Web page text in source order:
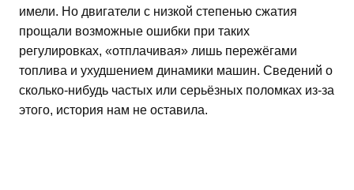
имели. Но двигатели с низкой степенью сжатия
прощали возможные ошибки при таких
регулировках, «отплачивая» лишь пережёгами
топлива и ухудшением динамики машин. Сведений о
сколько-нибудь частых или серьёзных поломках из-за
этого, история нам не оставила.